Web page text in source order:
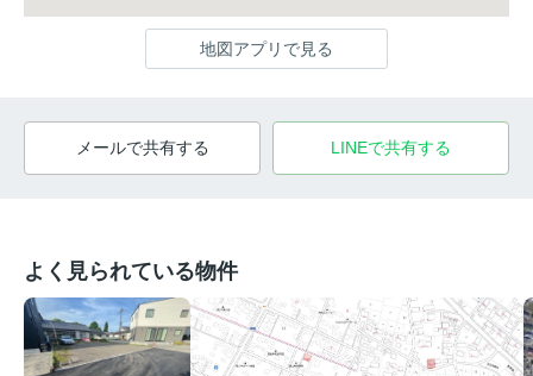
地図アプリで見る
メールで共有する LINEで共有する
よく見られている物件